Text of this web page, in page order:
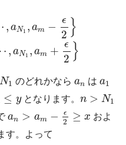
, aN1 , am −
ϵ
2 }
, aN1 , am +
ϵ
2 }
max
N1
1 のどれかなら an
a は a1
a1
≤ yとなります。 n > N1
n >N 1
an > am − ϵ
2 ≥ x
> ≥
およ
す。よって